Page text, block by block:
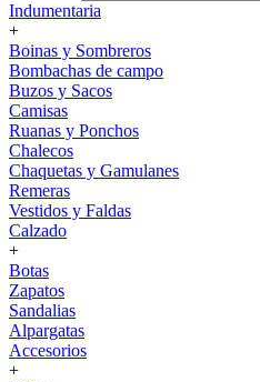
Indumentaria
+
Boinas y Sombreros
Bombachas de campo
Buzos y Sacos
Camisas
Ruanas y Ponchos
Chalecos
Chaquetas y Gamulanes
Remeras
Vestidos y Faldas
Calzado
+
Botas
Zapatos
Sandalias
Alpargatas
Accesorios
+